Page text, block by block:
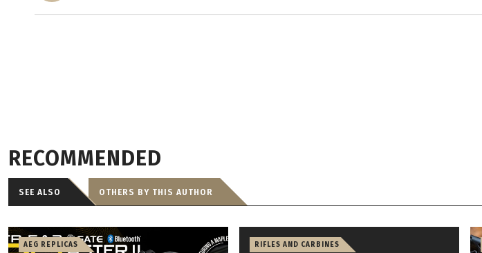
RECOMMENDED
SEE ALSO OTHERS BY THIS AUTHOR
AEG REPLICAS RIFLES AND CARBINES